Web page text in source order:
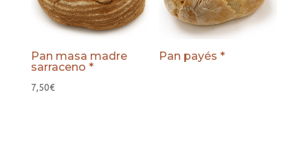
Pan masa madre
sarraceno *
7,50€
Pan payés *